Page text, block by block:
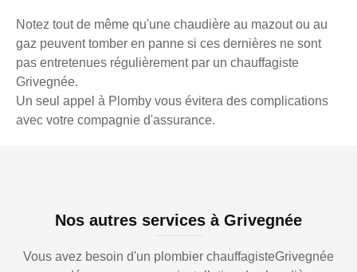
Notez tout de même qu'une chaudière au mazout ou au
gaz peuvent tomber en panne si ces dernières ne sont
pas entretenues régulièrement par un chauffagiste
Grivegnée.
Un seul appel à Plomby vous évitera des complications
avec votre compagnie d'assurance.
Nos autres services à Grivegnée
Vous avez besoin d'un plombier chauffagisteGrivegnée